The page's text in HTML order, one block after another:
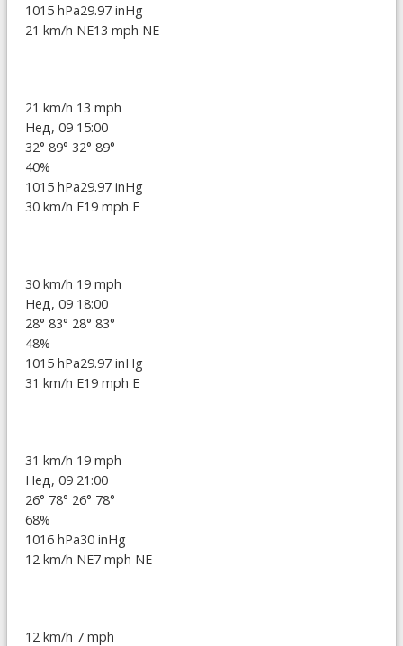
1015 hPa29.97 inHg
21 km/h NE13 mph NE
21 km/h 13 mph
Нед, 09 15:00
32° 89° 32° 89°
40%
1015 hPa29.97 inHg
30 km/h E19 mph E
30 km/h 19 mph
Нед, 09 18:00
28° 83° 28° 83°
48%
1015 hPa29.97 inHg
31 km/h E19 mph E
31 km/h 19 mph
Нед, 09 21:00
26° 78° 26° 78°
68%
1016 hPa30 inHg
12 km/h NE7 mph NE
12 km/h 7 mph